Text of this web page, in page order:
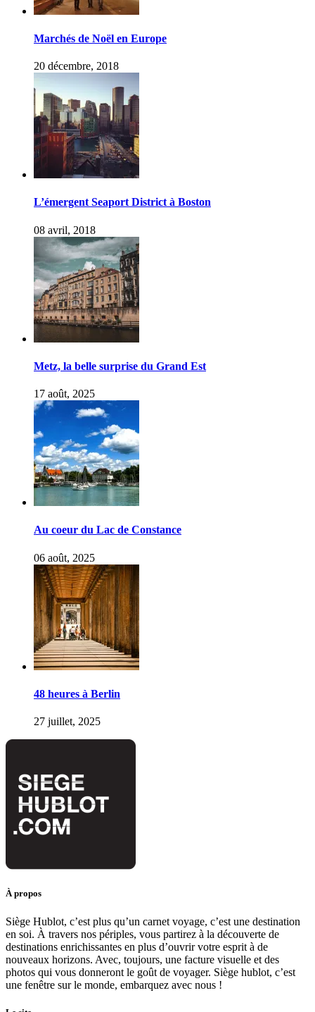
Marchés de Noël en Europe
20 décembre, 2018
L’émergent Seaport District à Boston
08 avril, 2018
Metz, la belle surprise du Grand Est
17 août, 2025
Au coeur du Lac de Constance
06 août, 2025
48 heures à Berlin
27 juillet, 2025
À propos
Siège Hublot, c’est plus qu’un carnet voyage, c’est une destination
en soi. À travers nos périples, vous partirez à la découverte de
destinations enrichissantes en plus d’ouvrir votre esprit à de
nouveaux horizons. Avec, toujours, une facture visuelle et des
photos qui vous donneront le goût de voyager. Siège hublot, c’est
une fenêtre sur le monde, embarquez avec nous !